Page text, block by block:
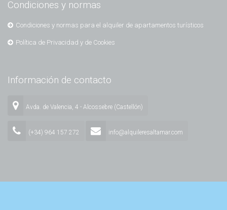
Condiciones y normas
Condiciones y normas para el alquiler de apartamentos turísticos
Política de Privacidad y de Cookies
Información de contacto
Avda. de Valencia, 4 - Alcossebre (Castellón)
(+34) 964 157 272 info@alquileresaltamar.com